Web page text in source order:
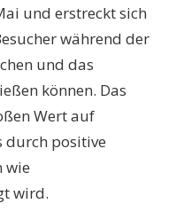
und erstreckt sich
während der
und das
können. Das
Wert auf
durch positive
wie
wird.